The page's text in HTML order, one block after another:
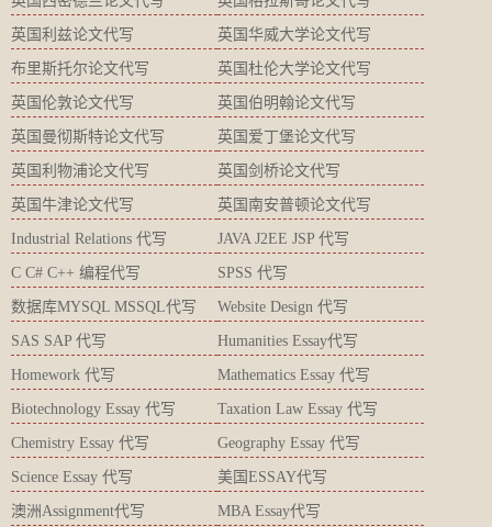
英国利兹论文代写 英国华威大学论文代写
布里斯托尔论文代写 英国杜伦大学论文代写
英国伦敦论文代写 英国伯明翰论文代写
英国曼彻斯特论文代写 英国爱丁堡论文代写
英国利物浦论文代写 英国剑桥论文代写
英国牛津论文代写 英国南安普顿论文代写
Industrial Relations 代写 JAVA J2EE JSP 代写
C C# C++ 编程代写 SPSS 代写
数据库MYSQL MSSQL代写 Website Design 代写
SAS SAP 代写 Humanities Essay代写
Homework 代写 Mathematics Essay 代写
Biotechnology Essay 代写 Taxation Law Essay 代写
Chemistry Essay 代写 Geography Essay 代写
Science Essay 代写 美国ESSAY代写
澳洲Assignment代写 MBA Essay代写